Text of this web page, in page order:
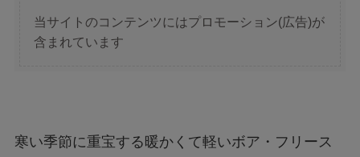
当サイトのコンテンツにはプロモーション(広告)が
含まれています
寒い季節に重宝する暖かくて軽いボア・フリース